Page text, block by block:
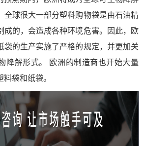
全球很大一部分塑料购物袋是由石油精
成的，会造成各种环境危害。因此，欧
袋的生产实施了严格的规定，并更加关
降解形式。 欧洲的制造商也开始大量
袋和纸袋。